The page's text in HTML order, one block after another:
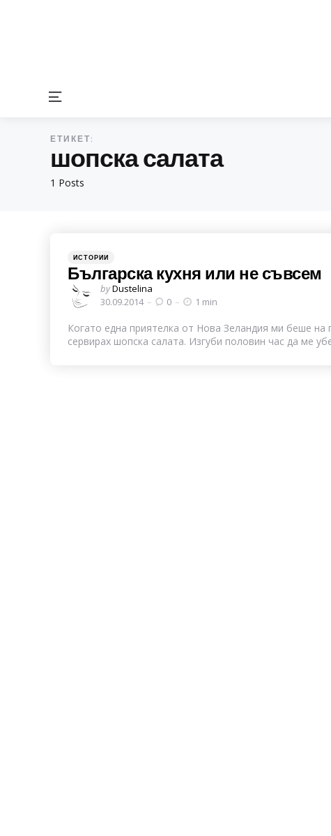
Menu
1 Posts
ЕТИКЕТ:
шопска салата
Categories
Posted
ИСТОРИИ
Българска кухня или не съвсем
Posted
by
byDustelina
30.09.2014
0 1 min
Когато една приятелка от Нова Зеландия ми беше
сервирах шопска салата. Изгуби половин час да ме